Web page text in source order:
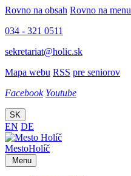
Rovno na obsah Rovno na menu
034 - 321 0511
sekretariat@holic.sk
Mapa webu RSS pre seniorov
Facebook Youtube
SK
EN DE
MestoHolíč
Menu